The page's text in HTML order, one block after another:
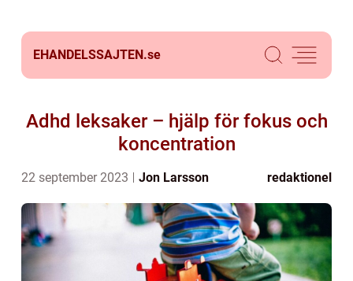
EHANDELSSAJTEN.se
Adhd leksaker – hjälp för fokus och
koncentration
22 september 2023 Jon Larsson redaktionel